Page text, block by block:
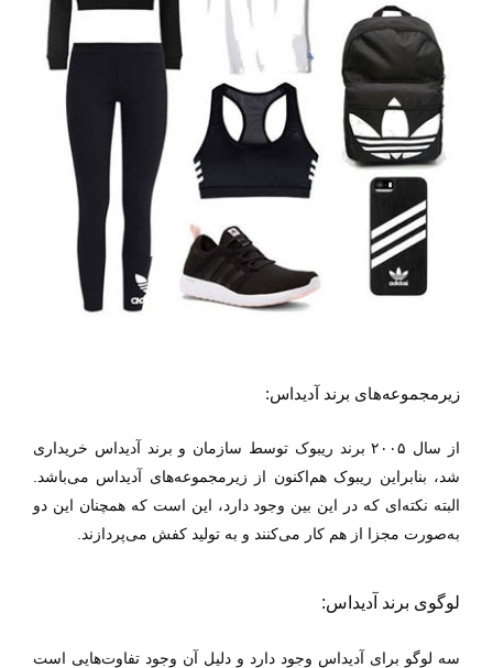
زیرمجموعه‌های برند آدیداس:
از سال ۲۰۰۵ برند ریبوک توسط سازمان و برند آدیداس خریداری
شد، بنابراین ریبوک هم‌اکنون از زیرمجموعه‌های آدیداس می‌باشد.
البته نکته‌ای که در این بین وجود دارد، این است که همچنان این دو
به‌صورت مجزا از هم کار می‌کنند و به تولید کفش می‌پردازند‌.
لوگوی برند آدیداس:
سه لوگو برای آدیداس وجود دارد و دلیل آن وجود تفاوت‌هایی است